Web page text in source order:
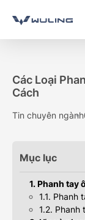
Các Loại
Cách
Tin chuyên ngành
Mục lục
1. Phanh tay
1.1. Phanh
1.2.